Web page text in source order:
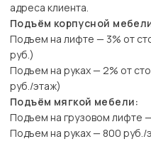
адреса клиента.
Подъём корпусной
Подъем на лифте — 3% от
руб.)
Подъем на руках — 2% от
руб./этаж)
Подъём мягкой мебели:
Подъем на грузовом лифте
Подъем на руках — 800 руб./